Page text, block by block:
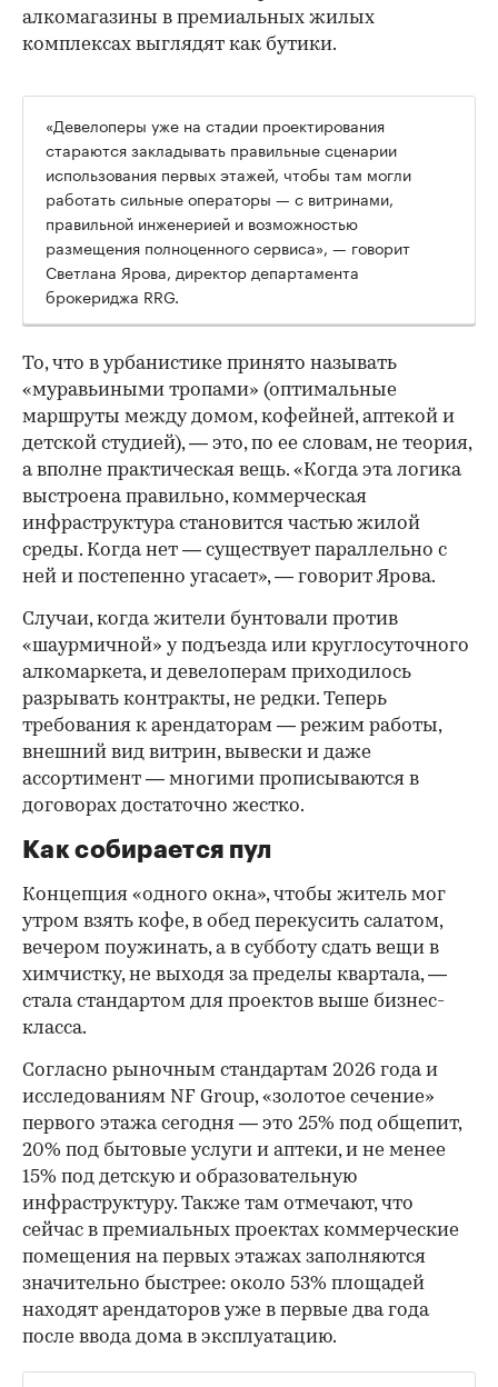
алкомагазины в премиальных жилых
комплексах выглядят как бутики.
00:00
«Девелоперы уже на стадии проектирования
стараются закладывать правильные сценарии
использования первых этажей, чтобы там могли
работать сильные операторы — с витринами,
правильной инженерией и возможностью
размещения полноценного сервиса», — говорит
Светлана Ярова, директор департамента
брокериджа RRG.
То, что в урбанистике принято называть
«муравьиными тропами» (оптимальные
маршруты между домом, кофейней, аптекой и
детской студией), — это, по ее словам, не теория,
а вполне практическая вещь. «Когда эта логика
выстроена правильно, коммерческая
инфраструктура становится частью жилой
среды. Когда нет — существует параллельно с
ней и постепенно угасает», — говорит Ярова.
Случаи, когда жители бунтовали против
«шаурмичной» у подъезда или круглосуточного
алкомаркета, и девелоперам приходилось
разрывать контракты, не редки. Теперь
требования к арендаторам — режим работы,
внешний вид витрин, вывески и даже
ассортимент — многими прописываются в
договорах достаточно жестко.
Как собирается пул
Концепция «одного окна», чтобы житель мог
утром взять кофе, в обед перекусить салатом,
вечером поужинать, а в субботу сдать вещи в
химчистку, не выходя за пределы квартала, —
стала стандартом для проектов выше бизнес-
класса.
Согласно рыночным стандартам 2026 года и
исследованиям NF Group, «золотое сечение»
первого этажа сегодня — это 25% под общепит,
20% под бытовые услуги и аптеки, и не менее
15% под детскую и образовательную
инфраструктуру. Также там отмечают, что
сейчас в премиальных проектах коммерческие
помещения на первых этажах заполняются
значительно быстрее: около 53% площадей
находят арендаторов уже в первые два года
после ввода дома в эксплуатацию.